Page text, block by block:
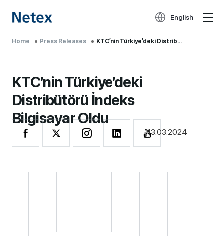
English
Home Press Releases KTC’nin Türkiye’deki Distrib...
KTC’nin Türkiye’deki
Distribütörü İndeks
Bilgisayar Oldu
13.03.2024